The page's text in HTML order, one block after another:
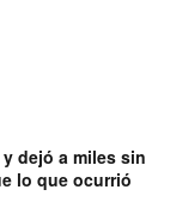
dejó a miles sin
lo que ocurrió